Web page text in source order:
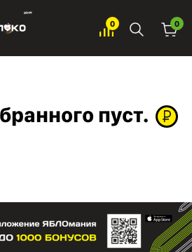
0 0
пуст.